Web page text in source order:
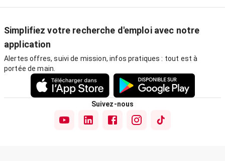
Simplifiez votre recherche d'emploi avec notre
application
Alertes offres, suivi de mission, infos pratiques : tout est à
portée de main.
Suivez-nous